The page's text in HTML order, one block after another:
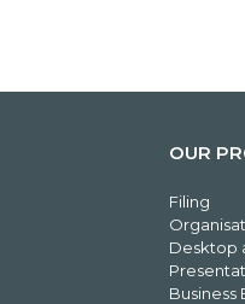
OUR
Filing
Desktop
Business